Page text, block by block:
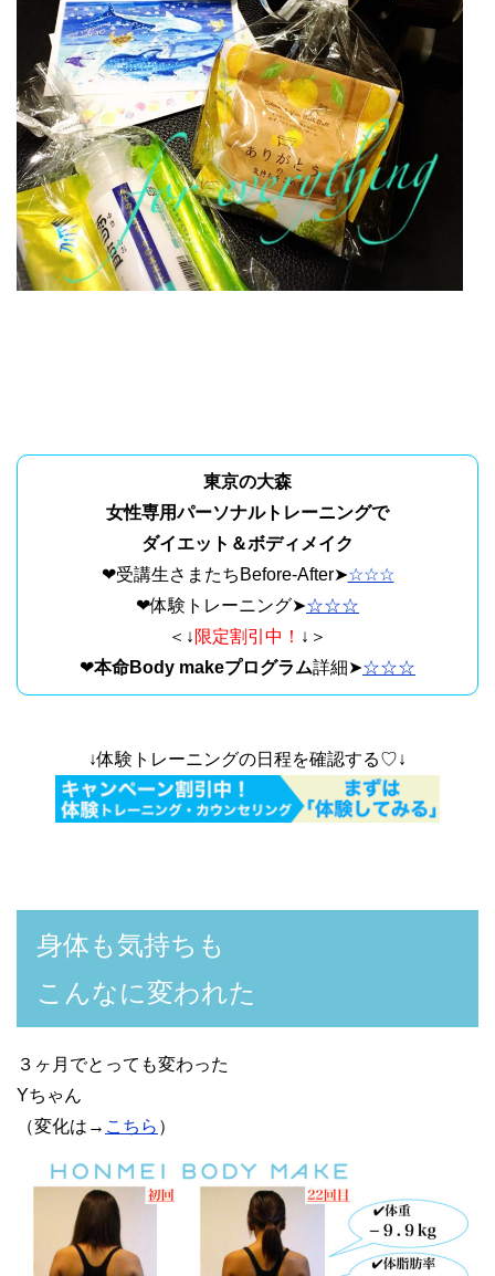
東京の大森
女性専用パーソナルトレーニングで
ダイエット＆ボディメイク
❤受講生さまたちBefore-After➤☆☆☆
❤体験トレーニング➤☆☆☆
＜↓ 限定割引中！ ↓＞
❤本命Body makeプログラム詳細➤☆☆☆
↓体験トレーニングの日程を確認する♡↓
身体も気持ちも
こんなに変われた
３ヶ月でとっても変わった
Yちゃん
（変化は→ こちら ）